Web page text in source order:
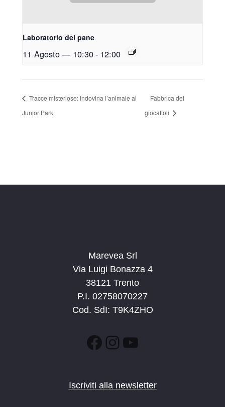
Laboratorio del pane
11 Agosto — 10:30- 12:00
Tracce misteriose: indovina l’animale al
Junior Park
Fabbrica dei
giocattoli
Marevea Srl
Via Luigi Bonazza 4
38121 Trento
P.I. 02758070227
Cod. SdI: T9K4ZHO
Facebook
Instagram
YouTube
Iscriviti alla newsletter